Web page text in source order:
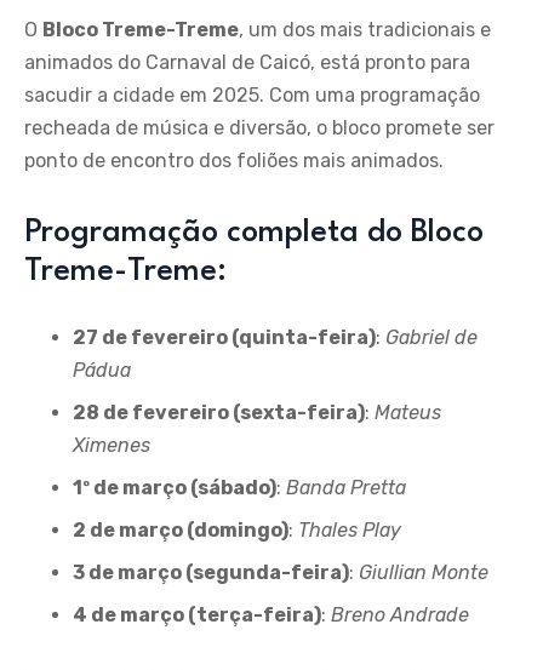
O Bloco Treme-Treme, um dos mais tradicionais e
animados do Carnaval de Caicó, está pronto para
sacudir a cidade em 2025. Com uma programação
recheada de música e diversão, o bloco promete ser
ponto de encontro dos foliões mais animados.
Programação completa do Bloco
Treme-Treme:
27 de fevereiro (quinta-feira): Gabriel de
Pádua
28 de fevereiro (sexta-feira): Mateus
Ximenes
1º de março (sábado): Banda Pretta
2 de março (domingo): Thales Play
3 de março (segunda-feira): Giullian Monte
4 de março (terça-feira): Breno Andrade